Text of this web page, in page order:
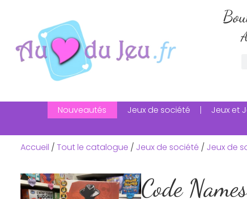
Nouveautés Jeux de société Jeux et
Accueil /Tout le catalogue / Jeux de société / Jeux de
Code